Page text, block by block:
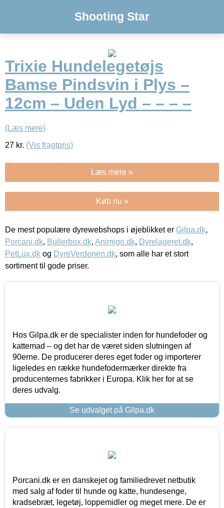
Shooting Star
Trixie Hundelegetøjs
Bamse Pindsvin i Plys –
12cm – Uden Lyd – – – –
(Læs mere)
27 kr. (Vis fragtpris)
Læs mere »
Køb nu »
De mest populære dyrewebshops i øjeblikket er Gilpa.dk,
Porcani.dk, Bullerbox.dk, Animigo.dk, Dyrelageret.dk,
PetLux.dk og DyreVerdenen.dk, som alle har et stort
sortiment til gode priser.
Hos Gilpa.dk er de specialister inden for hundefoder og
kattemad – og det har de været siden slutningen af
90erne. De producerer deres eget foder og importerer
ligeledes en række hundefodermærker direkte fra
producenternes fabrikker i Europa. Klik her for at se
deres udvalg.
Se udvalget på Gilpa.dk
Porcani.dk er en danskejet og familiedrevet netbutik
med salg af foder til hunde og katte, hundesenge,
kradsebræt, legetøj, loppemidler og meget mere. De er